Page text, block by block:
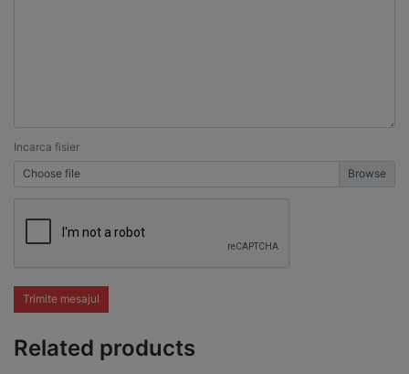
Incarca fisier
Choose file
Trimite mesajul
Related products